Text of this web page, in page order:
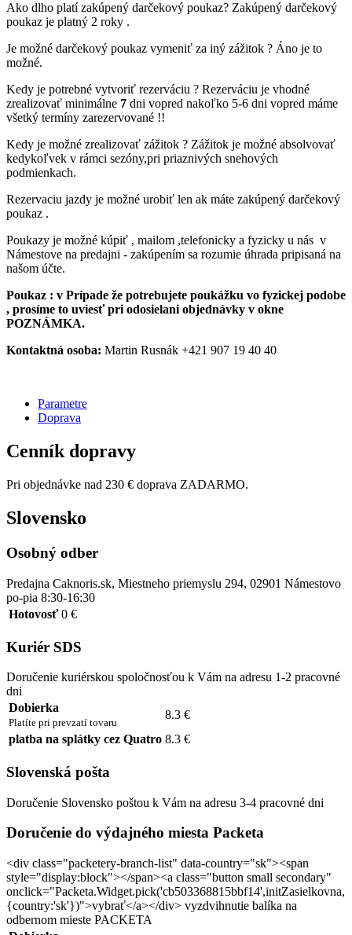
Ako dlho platí zakúpený darčekový poukaz? Zakúpený darčekový
poukaz je platný 2 roky .
Je možné darčekový poukaz vymeniť za iný zážitok ? Áno je to
možné.
Kedy je potrebné vytvoriť rezerváciu ? Rezerváciu je vhodné
zrealizovať minimálne 7 dni vopred nakoľko 5-6 dni vopred máme
všetký termíny zarezervované !!
Kedy je možné zrealizovať zážitok ? Zážitok je možné absolvovať
kedykoľvek v rámci sezóny,pri priaznivých snehových
podmienkach.
Rezervaciu jazdy je možné urobiť len ak máte zakúpený darčekový
poukaz .
Poukazy je možné kúpiť , mailom ,telefonicky a fyzicky u nás v
Námestove na predajni - zakúpením sa rozumie úhrada pripisaná na
našom účte.
Poukaz : v Prípade že potrebujete poukážku vo fyzickej podobe
, prosíme to uviesť pri odosielani objednávky v okne
POZNÁMKA.
Kontaktná osoba: Martin Rusnák +421 907 19 40 40
Parametre
Doprava
Cenník dopravy
Pri objednávke nad 230 € doprava ZADARMO.
Slovensko
Osobný odber
Predajna Caknoris.sk, Miestneho priemyslu 294, 02901 Námestovo
po-pia 8:30-16:30
Hotovosť 0 €
Kuriér SDS
Doručenie kuriérskou spoločnosťou k Vám na adresu 1-2 pracovné
dni
Dobierka
Platíte pri prevzatí tovaru
8.3 €
platba na splátky cez Quatro 8.3 €
Slovenská pošta
Doručenie Slovensko poštou k Vám na adresu 3-4 pracovné dni
Doručenie do výdajného miesta Packeta
<div class="packetery-branch-list" data-country="sk"><span
style="display:block"></span><a class="button small secondary"
onclick="Packeta.Widget.pick('cb503368815bbf14',initZasielkovna,
{country:'sk'})">vybrať</a></div> vyzdvihnutie balíka na
odbernom mieste PACKETA